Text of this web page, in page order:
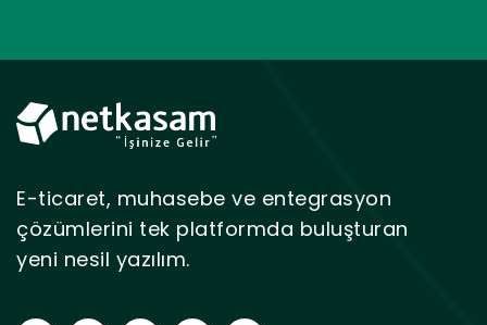
E-ticaret, muhasebe ve entegrasyon
çözümlerini tek platformda buluşturan
yeni nesil yazılım.